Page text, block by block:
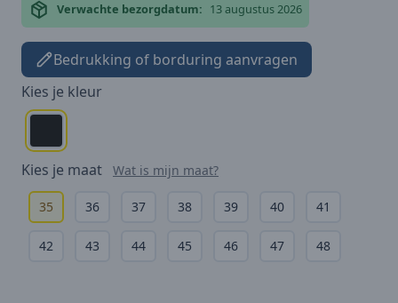
Verwachte bezorgdatum: 13 augustus 2026
Bedrukking of borduring aanvragen
Kies je kleur
Kies je maat Wat is mijn maat?
35 36 37 38 39 40 41
42 43 44 45 46 47 48